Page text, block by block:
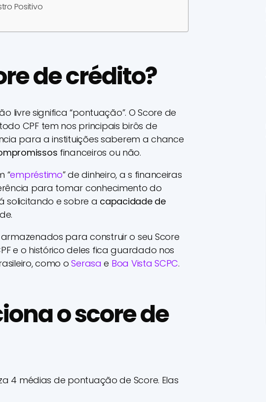
Positivo
de crédito?
livre significa “pontuação”. O Score de
CPF tem nos principais birôs de
para a instituições saberem a chance
financeiros ou não.
“empréstimo” de dinheiro, a s financeiras
para tomar conhecimento do
solicitando e sobre a capacidade de
para construir o seu Score
e o histórico deles fica guardado nos
como oSerasae Boa Vista SCPC.
o score de
4 médias de pontuação de Score. Elas